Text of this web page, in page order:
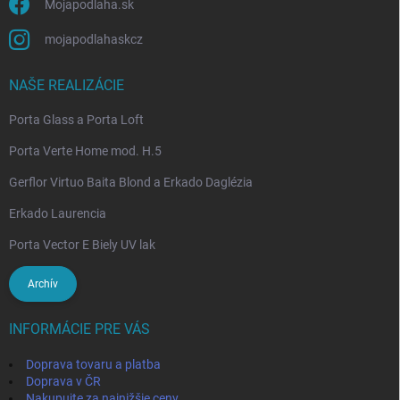
Mojapodlaha.sk
mojapodlahaskcz
NAŠE REALIZÁCIE
Porta Glass a Porta Loft
Porta Verte Home mod. H.5
Gerflor Virtuo Baita Blond a Erkado Daglézia
Erkado Laurencia
Porta Vector E Biely UV lak
Archív
INFORMÁCIE PRE VÁS
Doprava tovaru a platba
Doprava v ČR